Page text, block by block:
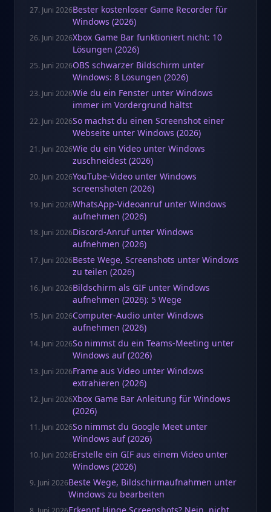
27. Juni 2026Bester kostenloser Game Recorder für
Windows (2026)
26. Juni 2026Xbox Game Bar funktioniert nicht: 10
Lösungen (2026)
25. Juni 2026OBS schwarzer Bildschirm unter
Windows: 8 Lösungen (2026)
23. Juni 2026Wie du ein Fenster unter Windows
immer im Vordergrund hältst
22. Juni 2026So machst du einen Screenshot einer
Webseite unter Windows (2026)
21. Juni 2026Wie du ein Video unter Windows
zuschneidest (2026)
20. Juni 2026YouTube-Video unter Windows
screenshoten (2026)
19. Juni 2026WhatsApp-Videoanruf unter Windows
aufnehmen (2026)
18. Juni 2026Discord-Anruf unter Windows
aufnehmen (2026)
17. Juni 2026Beste Wege, Screenshots unter Windows
zu teilen (2026)
16. Juni 2026Bildschirm als GIF unter Windows
aufnehmen (2026): 5 Wege
15. Juni 2026Computer-Audio unter Windows
aufnehmen (2026)
14. Juni 2026So nimmst du ein Teams-Meeting unter
Windows auf (2026)
13. Juni 2026Frame aus Video unter Windows
extrahieren (2026)
12. Juni 2026Xbox Game Bar Anleitung für Windows
(2026)
11. Juni 2026So nimmst du Google Meet unter
Windows auf (2026)
10. Juni 2026Erstelle ein GIF aus einem Video unter
Windows (2026)
9. Juni 2026Beste Wege, Bildschirmaufnahmen unter
Windows zu bearbeiten